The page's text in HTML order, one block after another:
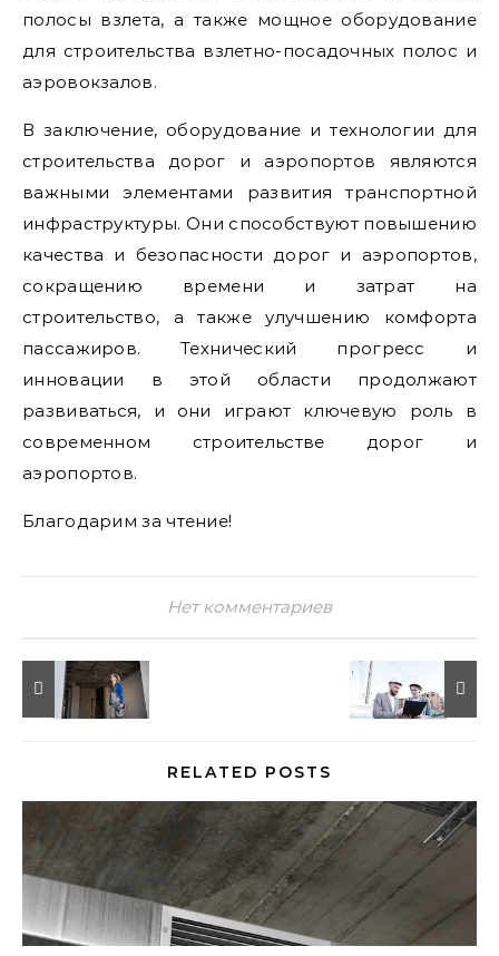
полосы взлета, а также мощное оборудование
для строительства взлетно-посадочных полос и
аэровокзалов.
В заключение, оборудование и технологии для
строительства дорог и аэропортов являются
важными элементами развития транспортной
инфраструктуры. Они способствуют повышению
качества и безопасности дорог и аэропортов,
сокращению времени и затрат на
строительство, а также улучшению комфорта
пассажиров. Технический прогресс и
инновации в этой области продолжают
развиваться, и они играют ключевую роль в
современном строительстве дорог и
аэропортов.
Благодарим за чтение!
Нет комментариев
RELATED POSTS